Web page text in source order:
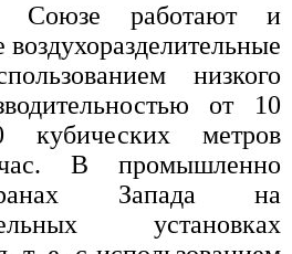
Союзе работают и
низкого
от 10
метров
В промышленно
Запада на
установках